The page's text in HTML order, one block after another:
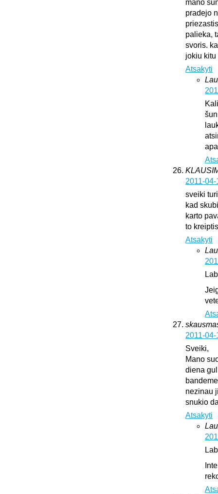
mano
pradejo
palieka,
svoris.
jokiu kitu
Atsakyti
2011-
sveiki
kad
karto
to
Atsakyti
2011-
Sveiki,
Mano
diena
nezinau
snukio
Atsakyti